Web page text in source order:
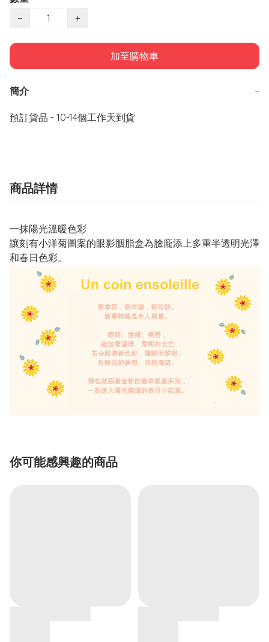
−
+
加至購物車
簡介 −
預訂貨品 - 10-14個工作天到貨
商品詳情
一抹陽光溫暖色彩
讓刻有小洋菊圖案的眼影胭脂盒為臉龐添上多重半透明光澤
和春日色彩。
你可能感興趣的商品